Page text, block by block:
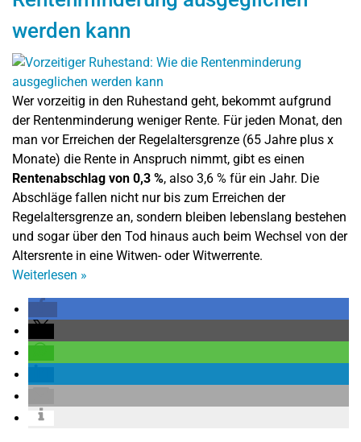
werden kann
Wer vorzeitig in den Ruhestand geht, bekommt aufgrund
der Rentenminderung weniger Rente. Für jeden Monat, den
man vor Erreichen der Regelaltersgrenze (65 Jahre plus x
Monate) die Rente in Anspruch nimmt, gibt es einen
Rentenabschlag von 0,3 %, also 3,6 % für ein Jahr. Die
Abschläge fallen nicht nur bis zum Erreichen der
Regelaltersgrenze an, sondern bleiben lebenslang bestehen
und sogar über den Tod hinaus auch beim Wechsel von der
Altersrente in eine Witwen- oder Witwerrente.
Weiterlesen »